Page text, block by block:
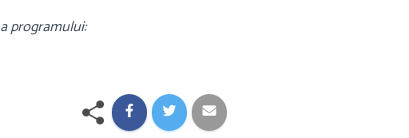
programului: